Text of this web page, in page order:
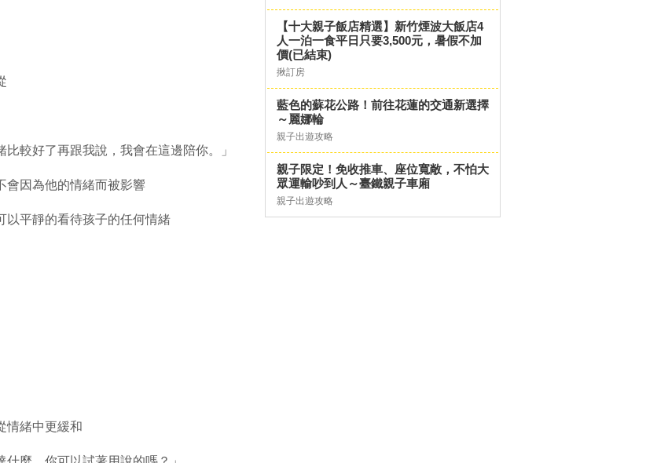
較好了再跟我說，我會在這邊陪你。」
會因為他的情緒而被影響
以平靜的看待孩子的任何情緒
情緒中更緩和
【十大親子飯店精選】新竹煙波大飯店4
人一泊一食平日只要3,500元，暑假不加
價(已結束)
揪訂房
藍色的蘇花公路！前往花蓮的交通新選擇
～麗娜輪
親子出遊攻略
親子限定！免收推車、座位寬敞，不怕大
眾運輸吵到人～臺鐵親子車廂
親子出遊攻略